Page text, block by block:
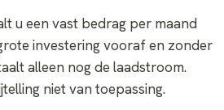
u een vast bedrag per maand
investering vooraf en zonder
alleen nog de laadstroom.
niet van toepassing.